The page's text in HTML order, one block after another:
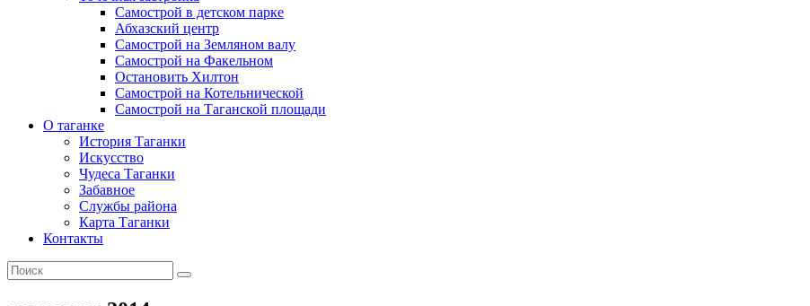
Самострой в детском парке
Абхазский центр
Самострой на Земляном валу
Самострой на Факельном
Остановить Хилтон
Самострой на Котельнической
Самострой на Таганской площади
О таганке
История Таганки
Искусство
Чудеса Таганки
Забавное
Службы района
Карта Таганки
Контакты